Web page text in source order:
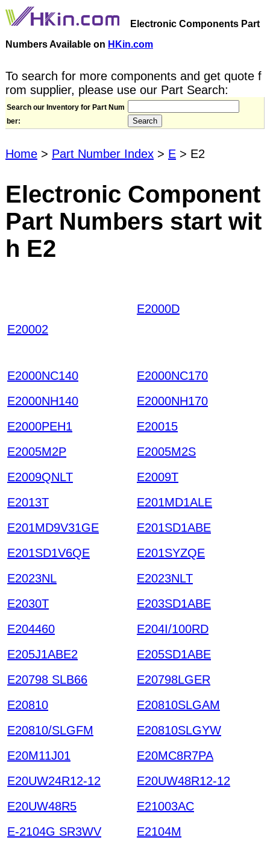
Electronic Components Part
Numbers Available on HKin.com
To search for more components and get quote f
rom supplier, please use our Part Search:
Search our Inventory for Part Num
ber:
Home > Part Number Index > E > E2
Electronic Component
Part Numbers start wit
h E2
E20002
E2000D
E2000NC140
E2000NC170
E2000NH140
E2000NH170
E2000PEH1
E20015
E2005M2P
E2005M2S
E2009QNLT
E2009T
E2013T
E201MD1ALE
E201MD9V31GE
E201SD1ABE
E201SD1V6QE
E201SYZQE
E2023NL
E2023NLT
E2030T
E203SD1ABE
E204460
E204I/100RD
E205J1ABE2
E205SD1ABE
E20798 SLB66
E20798LGER
E20810
E20810SLGAM
E20810/SLGFM
E20810SLGYW
E20M11J01
E20MC8R7PA
E20UW24R12-12
E20UW48R12-12
E20UW48R5
E21003AC
E-2104G SR3WV
E2104M